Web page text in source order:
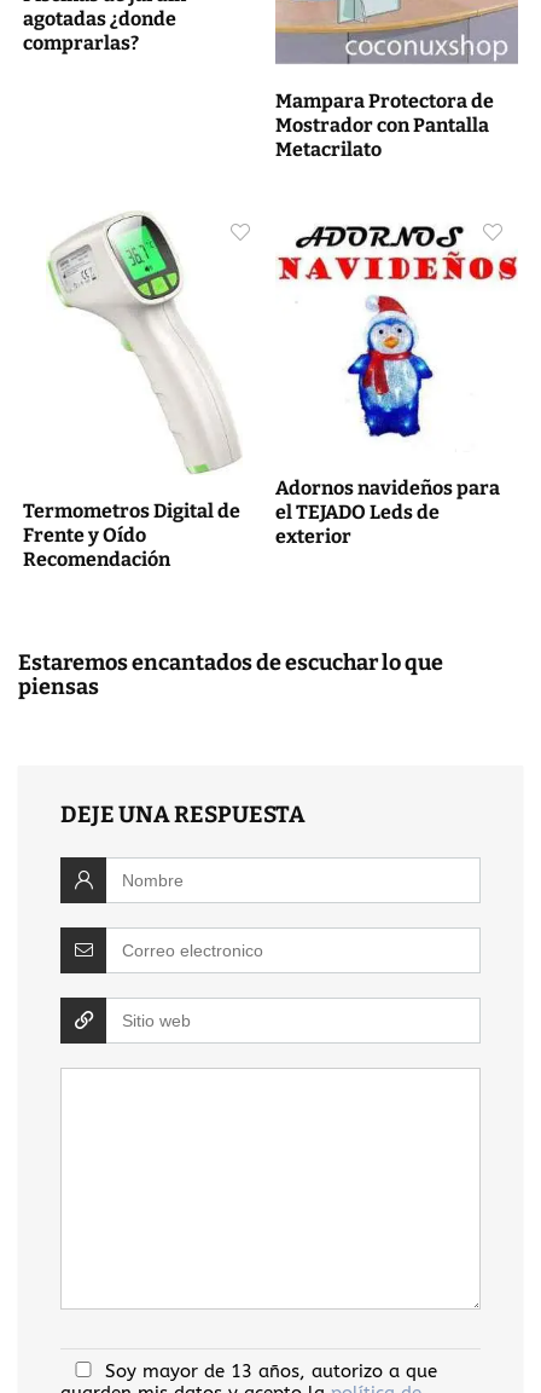
agotadas ¿donde
comprarlas?
Mampara Protectora de
Mostrador con Pantalla
Metacrilato
Termometros Digital de
Frente y Oído
Recomendación
Adornos navideños para
el TEJADO Leds de
exterior
Estaremos encantados de escuchar lo que
piensas
DEJE UNA RESPUESTA
Soy mayor de 13 años, autorizo a que